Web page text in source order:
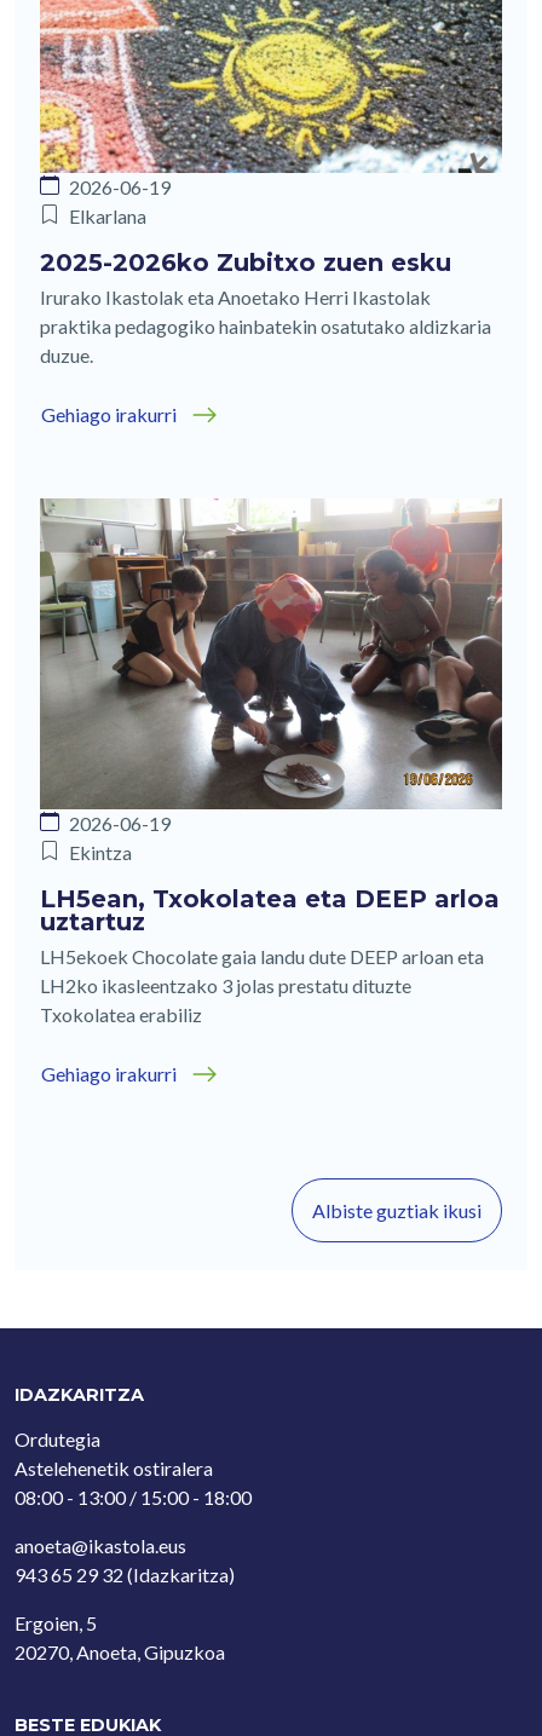
2026-06-19
Elkarlana
2025-2026ko Zubitxo zuen esku
Irurako Ikastolak eta Anoetako Herri Ikastolak
praktika pedagogiko hainbatekin osatutako aldizkaria
duzue.
Gehiago irakurri
2026-06-19
Ekintza
LH5ean, Txokolatea eta DEEP arloa
uztartuz
LH5ekoek Chocolate gaia landu dute DEEP arloan eta
LH2ko ikasleentzako 3 jolas prestatu dituzte
Txokolatea erabiliz
Gehiago irakurri
Albiste guztiak ikusi
IDAZKARITZA
Ordutegia
Astelehenetik ostiralera
08:00 - 13:00 / 15:00 - 18:00
anoeta@ikastola.eus
943 65 29 32 (Idazkaritza)
Ergoien, 5
20270, Anoeta, Gipuzkoa
BESTE EDUKIAK